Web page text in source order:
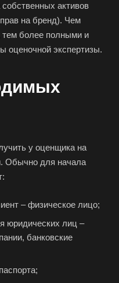
активов
на бренд). Чем
более полными и
оценочной экспертизы.
у оценщика на
Обычно для начала
– физическое лицо;
юридических лиц –
банковские